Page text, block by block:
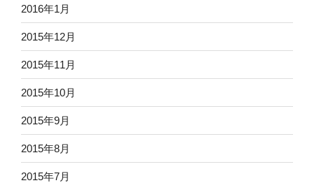
2016年1月
2015年12月
2015年11月
2015年10月
2015年9月
2015年8月
2015年7月